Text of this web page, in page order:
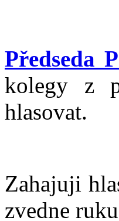
Předseda
kolegy z
hlasovat.
Zahajuji
zvedne